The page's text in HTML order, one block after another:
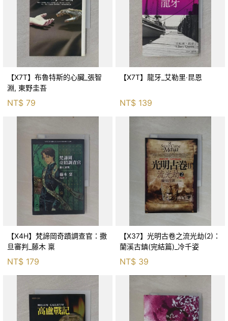
【X7T】布魯特斯的心臟_張智
淵, 東野圭吾
NT$ 79
【X7T】龍牙_艾勒里‧昆恩
NT$ 139
【X4H】梵諦岡奇蹟調查官：撒
旦審判_藤木 稟
NT$ 179
【X37】光明古卷之流光劫(2)：
蘭溪古鎮(完結篇)_冷千姿
NT$ 39